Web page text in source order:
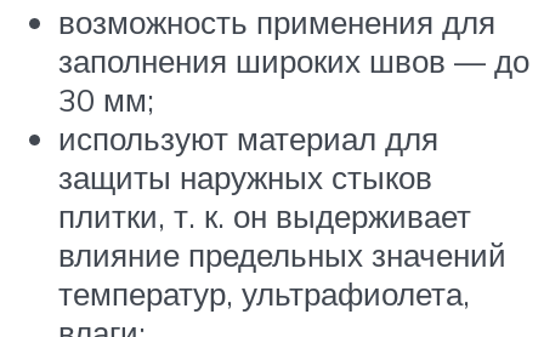
возможность применения для
заполнения широких швов — до
30 мм;
используют материал для
защиты наружных стыков
плитки, т. к. он выдерживает
влияние предельных значений
температур, ультрафиолета,